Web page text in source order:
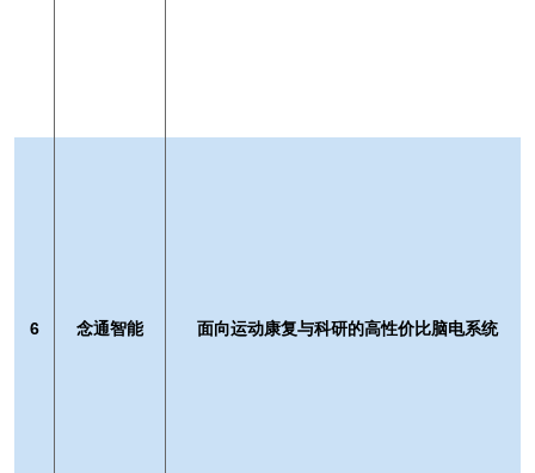
6 念通智能 面向运动康复与科研的高性价比脑电系统